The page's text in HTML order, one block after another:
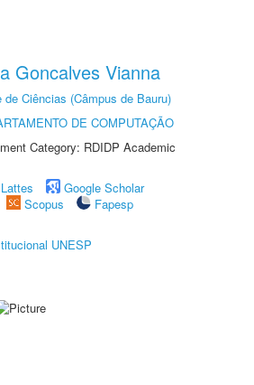
Goncalves Vianna
de Ciências (Câmpus de Bauru)
DE COMPUTAÇÃO
Category: RDIDP Academic
Google Scholar
Scopus
Fapesp
UNESP